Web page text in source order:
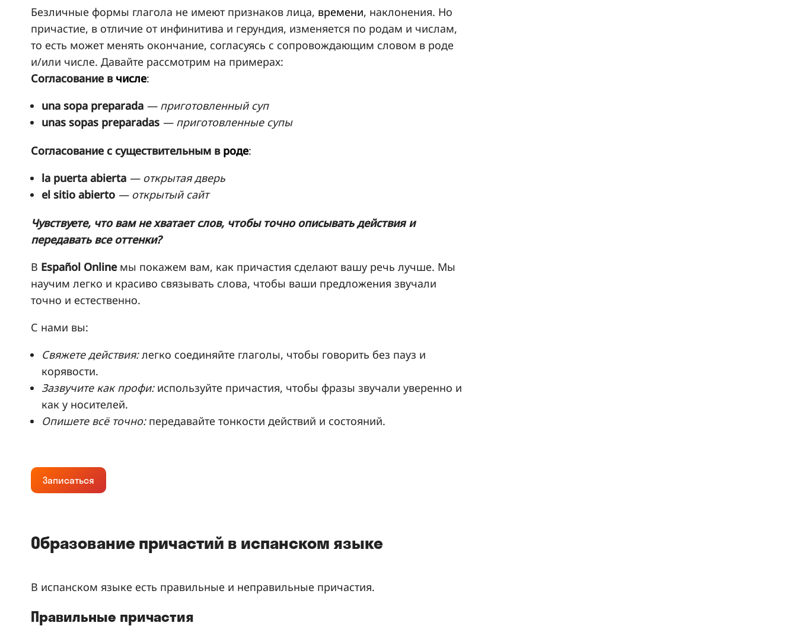
Безличные формы глагола не имеют признаков лица, времени, наклонения. Но
причастие, в отличие от инфинитива и герундия, изменяется по родам и числам,
то есть может менять окончание, согласуясь с сопровождающим словом в роде
и/или числе. Давайте рассмотрим на примерах:
Согласование в числе:
una sopa preparada — приготовленный суп
unas sopas preparadas — приготовленные супы
Согласование с существительным в роде:
la puerta abierta — открытая дверь
el sitio abierto — открытый сайт
Чувствуете, что вам не хватает слов, чтобы точно описывать действия и
передавать все оттенки?
В Español Onlineмы покажем вам, как причастия сделают вашу речь лучше. Мы
научим легко и красиво связывать слова, чтобы ваши предложения звучали
точно и естественно.
С нами вы:
Свяжете действия:легко соединяйте глаголы, чтобы говорить без пауз и
корявости.
Зазвучите как профи:используйте причастия, чтобы фразы звучали уверенно и
как у носителей.
Опишете всё точно:передавайте тонкости действий и состояний.
Записаться
Образование причастий в испанском языке
В испанском языке есть правильные и неправильные причастия.
Правильные причастия